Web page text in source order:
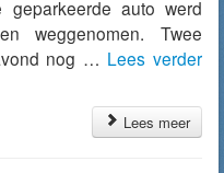
geparkeerde auto werd
weggenomen. Twee
nog … Lees verder
Lees meer